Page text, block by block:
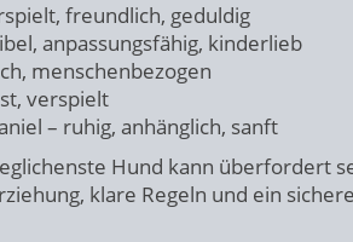
freundlich, geduldig
anpassungsfähig, kinderlieb
menschenbezogen
verspielt
– ruhig, anhänglich, sanft
Hund kann überfordert
klare Regeln und ein